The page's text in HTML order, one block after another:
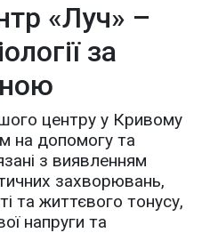
«Луч» –
за
центру у Кривому
на допомогу та
з виявленням
захворювань,
та життєвого тонусу,
напруги та